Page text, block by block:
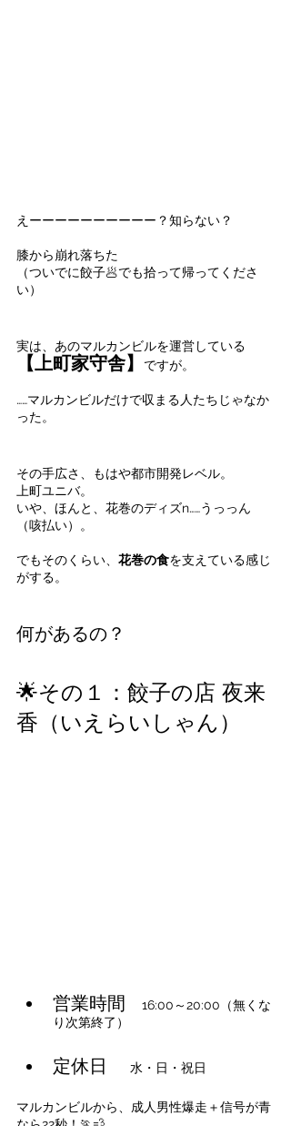
えーーーーーーーーーー？知らない？
膝から崩れ落ちた
（ついでに餃子🥟でも拾って帰ってくださ
い）
実は、あのマルカンビルを運営している
【上町家守舎】 ですが。
……マルカンビルだけで収まる人たちじゃなか
った。
その手広さ、もはや都市開発レベル。
上町ユニバ。
いや、ほんと、花巻のディズn……うっっん
（咳払い）。
でもそのくらい、 花巻の食を支えている感じ
がする。
何があるの？
🌟その１：餃子の店 夜来
香（いえらいしゃん）
営業時間
16:00～20:00（無くな
り次第終了）
定休日 水・日・祝日
マルカンビルから、成人男性爆走＋信号が青